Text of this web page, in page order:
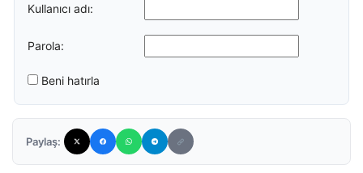
Kullanıcı adı:
Parola:
Beni hatırla
Paylaş: